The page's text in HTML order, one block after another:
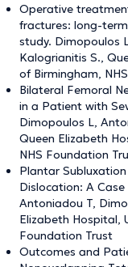
Operative
fractures: long-
study. Dimopoulos
Kalogrianitis S.,
of Birmingham,
Bilateral Femoral
in a Patient with
Dimopoulos L,
Queen Elizabeth
NHS Foundation
Plantar
Dislocation: A
Antoniadou T,
Elizabeth Hospital,
Foundation Trust
Outcomes and